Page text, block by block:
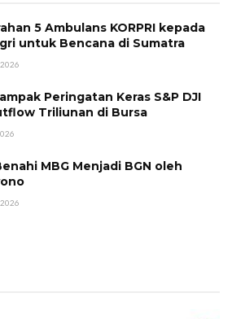
5 Ambulans KORPRI kepada
untuk Bencana di Sumatra
2026
Peringatan Keras S&P DJI
Triliunan di Bursa
MBG Menjadi BGN oleh
2026